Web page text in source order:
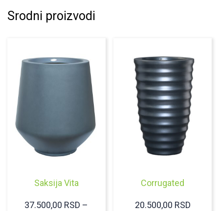
Srodni proizvodi
Saksija Vita
37.500,00 RSD –
Corrugated
20.500,00 RSD